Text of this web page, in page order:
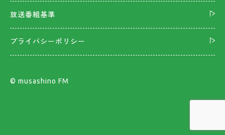
放送番組基準
プライバシーポリシー
©︎ musashino FM